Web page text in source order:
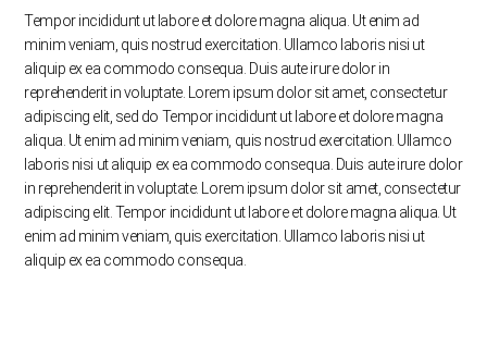
Tempor incididunt ut labore et dolore magna aliqua. Ut enim ad
minim veniam, quis nostrud exercitation. Ullamco laboris nisi ut
aliquip ex ea commodo consequa. Duis aute irure dolor in
reprehenderit in voluptate. Lorem ipsum dolor sit amet, consectetur
adipiscing elit, sed do Tempor incididunt ut labore et dolore magna
aliqua. Ut enim ad minim veniam, quis nostrud exercitation. Ullamco
laboris nisi ut aliquip ex ea commodo consequa. Duis aute irure dolor
in reprehenderit in voluptate. Lorem ipsum dolor sit amet, consectetur
adipiscing elit. Tempor incididunt ut labore et dolore magna aliqua. Ut
enim ad minim veniam, quis exercitation. Ullamco laboris nisi ut
aliquip ex ea commodo consequa.